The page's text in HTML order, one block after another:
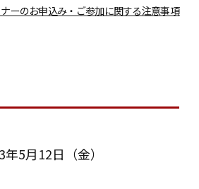
ーのお申込み・ご参加に関する注意事項
年5月12日（金）